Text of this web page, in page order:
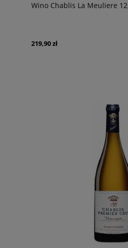
Wino Chablis La Meuliere
219,90 zł